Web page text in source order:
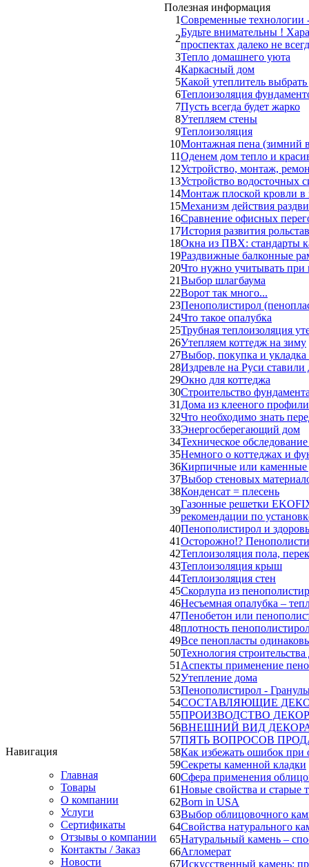
Навигация
Главная
Товары
О компании
Услуги
Сертификаты
Отзывы о компании
Контакты / Заказ
Новости
Полезная информация
1Современные
2
Будьте внимательны !
проспектах далеко не
3Тепло домашнего уюта
4Каркасный дом
5Какой утеплитель
6Теплоизоляция
7Пусть всегда будет жарко
8Утепляем стены
9Теплоизоляция
10Монтажная пена (зимний
11Оденем дом тепло и
12Устройство, монтаж,
13Устройство водосточных
14Монтаж плоской кровли в
15Механизм действия
16Сравнение офисных
17История развития
18Окна из ПВХ: стандарты
19Раздвижные балконные
20Что нужно учитывать при
21Выбор шлагбаума
22Ворот так много...
23Пенополистирол
24Что такое опалубка
25Трубная теплоизоляция
26Утепляем коттедж на зиму
27Выбор, покупка и укладка
28Издревле на Руси
29Окно для коттеджа
30Строительство
31 Дома из клееного
32Что необходимо знать
33Энергосберегающий дом
34Техническое
35Немного о коттеджах и
36Кирпичные или каменные
37Выбор стеновых
38Конденсат = плесень
39
Газонные решетки
рекомендации по
40Пенополистирол и
41Осторожно!?
42Теплоизоляция пола,
43Теплоизоляция крыш
44Теплоизоляция стен
45Скорлупа из
46Несъемная опалубка –
47Пенобетон или
48плотность
49Все пенопласты
50Технология
51 Аспекты применение
52Утепление дома
53Пенополистирол -
54СОСТАВЛЯЮЩИЕ
55ПРОИЗВОДСТВО
56ВНЕШНИЙ ВИД
57ПЯТЬ ВОПРОСОВ
58Как избежать ошибок при
59Секреты каменной кладки
60Сфера применения
61Новые свойства и старые
62Born in USA
63Выбор облицовочного
64Свойства натурального
65Натуральный камень –
66Агломерат
67Искусственный камень: